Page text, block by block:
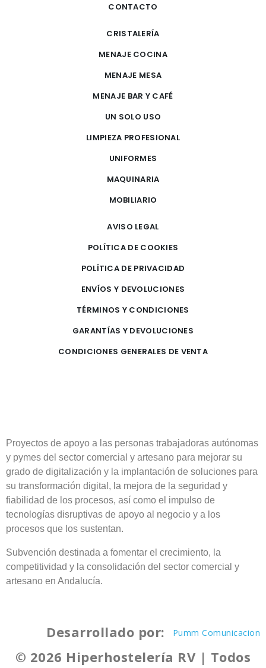
CONTACTO
CRISTALERÍA
MENAJE COCINA
MENAJE MESA
MENAJE BAR Y CAFÉ
UN SOLO USO
LIMPIEZA PROFESIONAL
UNIFORMES
MAQUINARIA
MOBILIARIO
AVISO LEGAL
POLÍTICA DE COOKIES
POLÍTICA DE PRIVACIDAD
ENVÍOS Y DEVOLUCIONES
TÉRMINOS Y CONDICIONES
GARANTÍAS Y DEVOLUCIONES
CONDICIONES GENERALES DE VENTA
Proyectos de apoyo a las personas trabajadoras autónomas
y pymes del sector comercial y artesano para mejorar su
grado de digitalización y la implantación de soluciones para
su transformación digital, la mejora de la seguridad y
fiabilidad de los procesos, así como el impulso de
tecnologías disruptivas de apoyo al negocio y a los
procesos que los sustentan.
Subvención destinada a fomentar el crecimiento, la
competitividad y la consolidación del sector comercial y
artesano en Andalucía.
Desarrollado por: Pumm Comunicacion
© 2026 Hiperhostelería RV | Todos